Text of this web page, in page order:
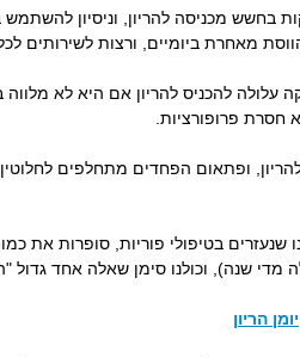
בחשש מכניסה להריון, וניסיון
מאחרת ביומיים, ורצות לשירותים
עלולה להכניס להריון אם היא לא
חסרת פרופורציות.
להריון, ופתאום הפחדים מתחלפים
שנעזרים בטיפולי פוריות, סופרות
מדי שנה), וכולנו סימן שאלה אחד גדול
יומן הריון